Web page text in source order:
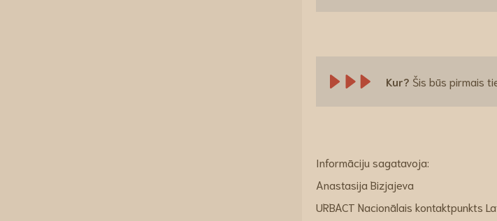
Kur? Šis būs pirmais
Informāciju sagatavoja:
Anastasija Bizjajeva
URBACT Nacionālais kontaktpunkts